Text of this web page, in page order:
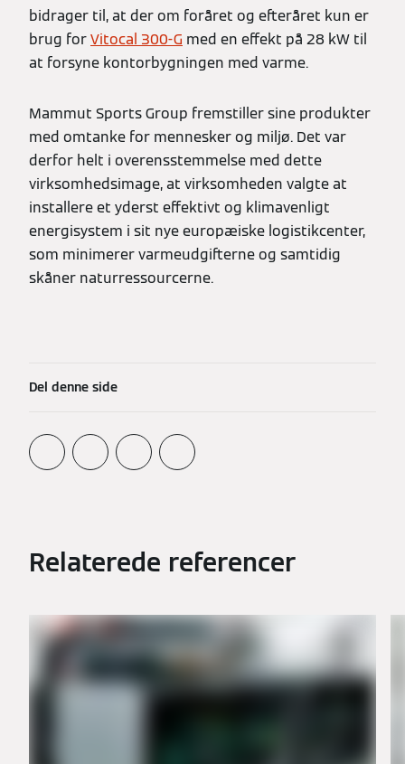
bidrager til, at der om foråret og efteråret kun er
brug forVitocal 300-G med en effekt på 28 kW til
at forsyne kontorbygningen med varme.
Mammut Sports Group fremstiller sine produkter
med omtanke for mennesker og miljø. Det var
derfor helt i overensstemmelse med dette
virksomhedsimage, at virksomheden valgte at
installere et yderst effektivt og klimavenligt
energisystem i sit nye europæiske logistikcenter,
som minimerer varmeudgifterne og samtidig
skåner naturressourcerne.
Del denne side
Relaterede referencer